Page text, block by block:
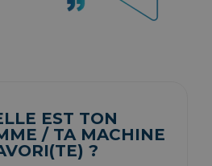
EST TON
/ TA MACHINE
?